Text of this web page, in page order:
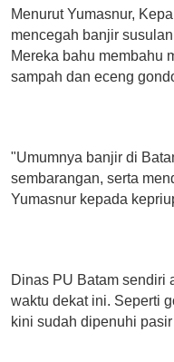
Menurut Yumasnur,
mencegah banjir
Mereka bahu membahu
sampah dan eceng
"Umumnya banjir di
sembarangan, serta
Yumasnur kepada
Dinas PU Batam sendiri
waktu dekat ini. Seperti
kini sudah dipenuhi